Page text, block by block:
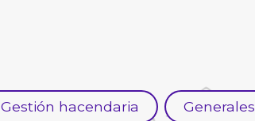
Gestión hacendaria Generales